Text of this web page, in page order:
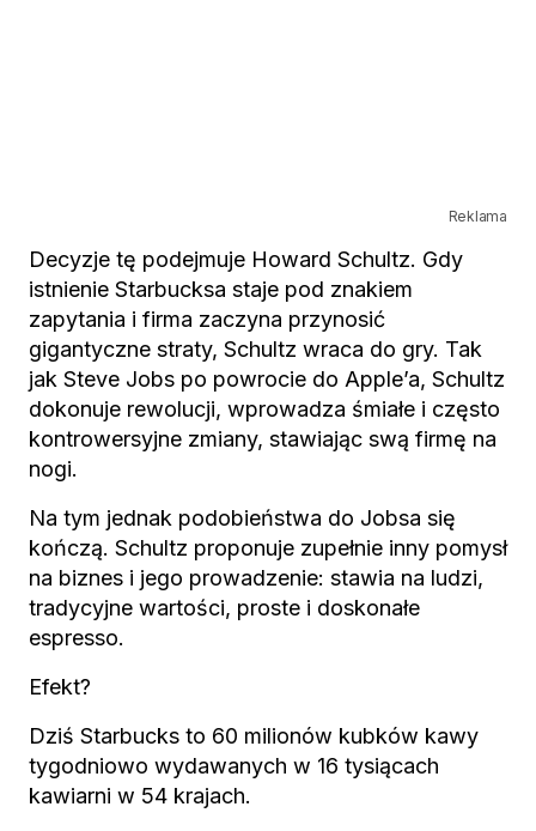
Reklama
Decyzje tę podejmuje Howard Schultz. Gdy
istnienie Starbucksa staje pod znakiem
zapytania i firma zaczyna przynosić
gigantyczne straty, Schultz wraca do gry. Tak
jak Steve Jobs po powrocie do Apple’a, Schultz
dokonuje rewolucji, wprowadza śmiałe i często
kontrowersyjne zmiany, stawiając swą firmę na
nogi.
Na tym jednak podobieństwa do Jobsa się
kończą. Schultz proponuje zupełnie inny pomysł
na biznes i jego prowadzenie: stawia na ludzi,
tradycyjne wartości, proste i doskonałe
espresso.
Efekt?
Dziś Starbucks to 60 milionów kubków kawy
tygodniowo wydawanych w 16 tysiącach
kawiarni w 54 krajach.